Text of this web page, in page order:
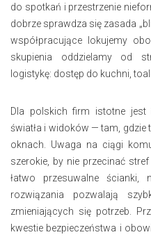
do spotkań i przestrzenie
dobrze sprawdza się zasada
współpracujące lokujemy
skupienia oddzielamy od
logistykę: dostęp do kuchni,
Dla polskich firm istotne jest
światła i widoków — tam,
oknach. Uwaga na ciągi
szerokie, by nie przecinać
łatwo przesuwalne ścianki,
rozwiązania pozwalają
zmieniających się potrzeb.
kwestie bezpieczeństwa i